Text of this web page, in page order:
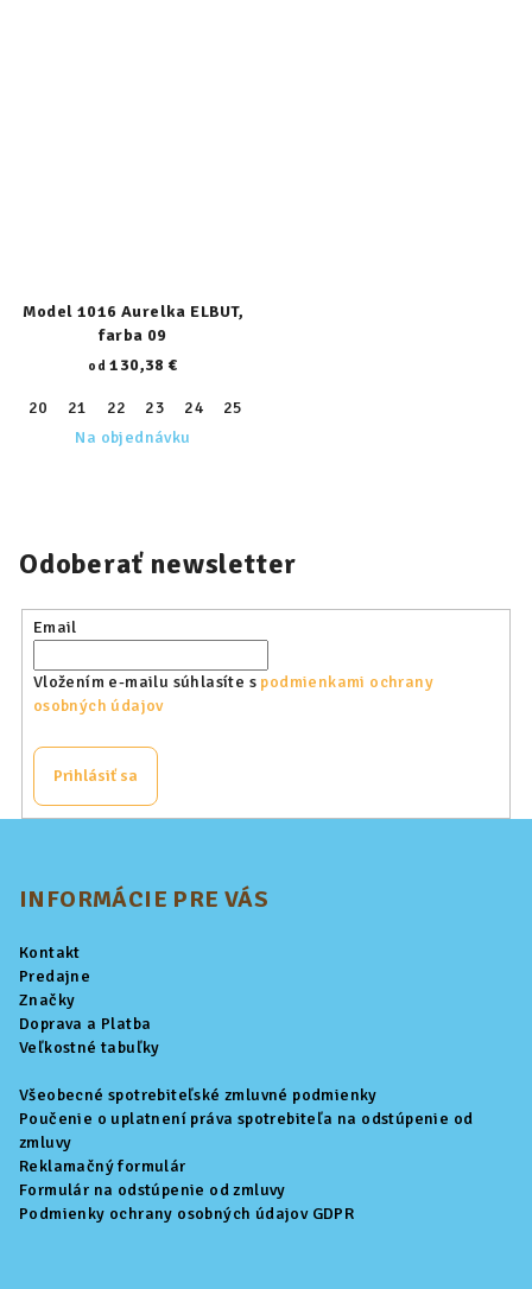
Model 1016 Aurelka ELBUT,
farba 09
od 130,38 €
20 21 22 23 24 25
Na objednávku
Odoberať newsletter
Email
Vložením e-mailu súhlasíte s podmienkami ochrany
osobných údajov
Prihlásiť sa
INFORMÁCIE PRE VÁS
Kontakt
Predajne
Značky
Doprava a Platba
Veľkostné tabuľky
Všeobecné spotrebiteľské zmluvné podmienky
Poučenie o uplatnení práva spotrebiteľa na odstúpenie od
zmluvy
Reklamačný formulár
Formulár na odstúpenie od zmluvy
Podmienky ochrany osobných údajov GDPR